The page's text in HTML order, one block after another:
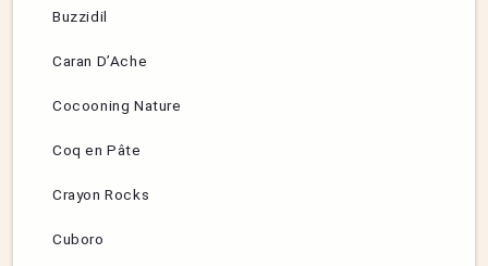
Buzzidil
Caran D’Ache
Cocooning Nature
Coq en Pâte
Crayon Rocks
Cuboro